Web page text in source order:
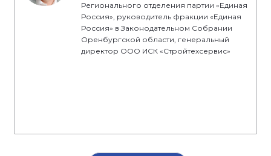
Регионального отделения партии «Единая
Россия», руководитель фракции «Единая
Россия» в Законодательном Собрании
Оренбургской области, генеральный
директор ООО ИСК «Стройтехсервис»